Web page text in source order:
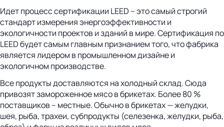
Идет процесс сертификации LEED – это самый строгий
стандарт измерения энергоэффективности и
экологичности проектов и зданий в мире. Сертификация по
LEED будет самым главным признанием того, что фабрика
является лидером в промышленном дизайне и
экологичном производстве.
Все продукты доставляются на холодный склад. Сюда
привозят замороженное мясо в брикетах. Более 80 %
поставщиков – местные. Обычно в брикетах — желудки,
шея, рыба, трахеи, субпродукты (селезенка, желудки, рыба,